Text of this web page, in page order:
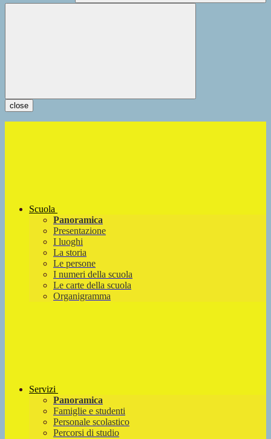
close
Scuola
Panoramica
Presentazione
I luoghi
La storia
Le persone
I numeri della scuola
Le carte della scuola
Organigramma
Servizi
Panoramica
Famiglie e studenti
Personale scolastico
Percorsi di studio